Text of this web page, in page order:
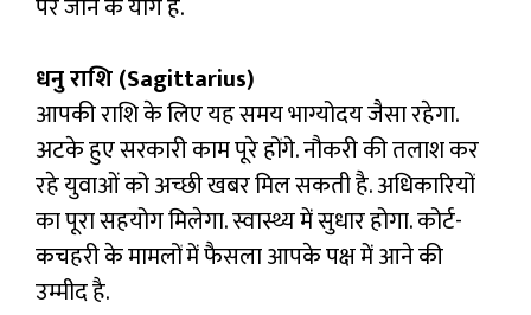
पर जाने के योग हैं.
धनु राशि (Sagittarius)
आपकी राशि के लिए यह समय भाग्योदय जैसा रहेगा.
अटके हुए सरकारी काम पूरे होंगे. नौकरी की तलाश कर
रहे युवाओं को अच्छी खबर मिल सकती है. अधिकारियों
का पूरा सहयोग मिलेगा. स्वास्थ्य में सुधार होगा. कोर्ट-
कचहरी के मामलों में फैसला आपके पक्ष में आने की
उम्मीद है.